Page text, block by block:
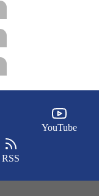
YouTube
RSS